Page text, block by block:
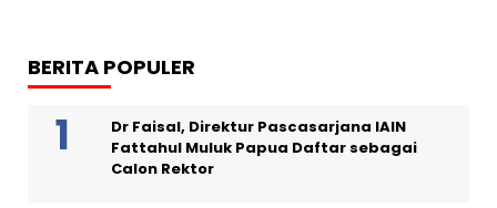
BERITA POPULER
Dr Faisal, Direktur Pascasarjana IAIN
Fattahul Muluk Papua Daftar sebagai
Calon Rektor